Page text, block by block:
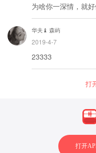
为啥你一深情，就好
华夫♝ 森屿
2019-4-7
23333
打
打开